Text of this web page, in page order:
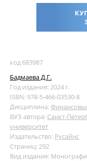
код 683987
Бадмаева Д.Г.
Год издания: 2024 г.
ISBN: 978-5-466-03530-8
Дисциплина:
ВУЗ автора: Санкт-
университет
Издательство: Русайнс
Страниц: 292
Вид издания: